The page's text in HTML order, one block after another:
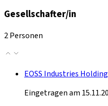
Gesellschafter/in
2 Personen
EOSS Industries
Eingetragen am